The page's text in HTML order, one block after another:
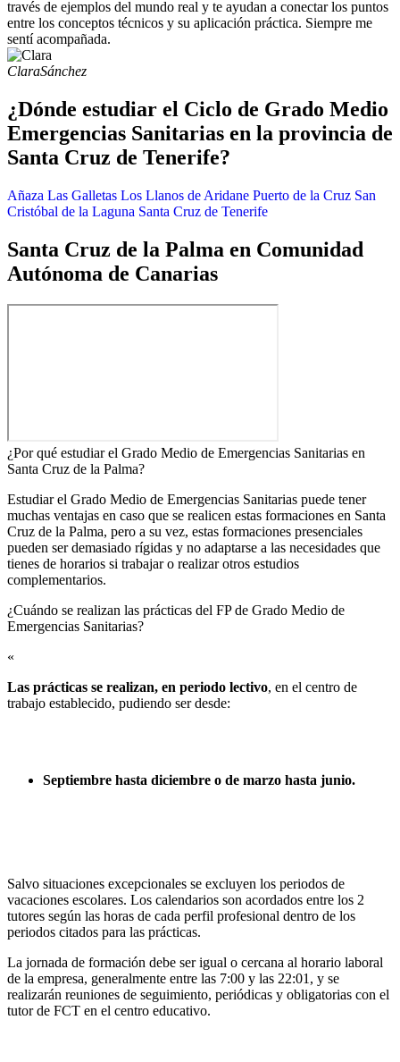
través de ejemplos del mundo real y te ayudan a conectar los puntos
entre los conceptos técnicos y su aplicación práctica. Siempre me
sentí acompañada.
ClaraSánchez
¿Dónde estudiar el Ciclo de Grado Medio
Emergencias Sanitarias en la provincia de
Santa Cruz de Tenerife?
Añaza Las Galletas Los Llanos de Aridane Puerto de la Cruz San
Cristóbal de la Laguna Santa Cruz de Tenerife
Santa Cruz de la Palma en Comunidad
Autónoma de Canarias
¿Por qué estudiar el Grado Medio de Emergencias Sanitarias en
Santa Cruz de la Palma?
Estudiar el Grado Medio de Emergencias Sanitarias puede tener
muchas ventajas en caso que se realicen estas formaciones en Santa
Cruz de la Palma, pero a su vez, estas formaciones presenciales
pueden ser demasiado rígidas y no adaptarse a las necesidades que
tienes de horarios si trabajar o realizar otros estudios
complementarios.
¿Cuándo se realizan las prácticas del FP de Grado Medio de
Emergencias Sanitarias?​
«
Las prácticas se realizan, en periodo lectivo, en el centro de
trabajo establecido, pudiendo ser desde:
Septiembre hasta diciembre o de marzo hasta junio.
Salvo situaciones excepcionales se excluyen los periodos de
vacaciones escolares. Los calendarios son acordados entre los 2
tutores según las horas de cada perfil profesional dentro de los
periodos citados para las prácticas.
La jornada de formación debe ser igual o cercana al horario laboral
de la empresa, generalmente entre las 7:00 y las 22:01, y se
realizarán reuniones de seguimiento, periódicas y obligatorias con el
tutor de FCT en el centro educativo.